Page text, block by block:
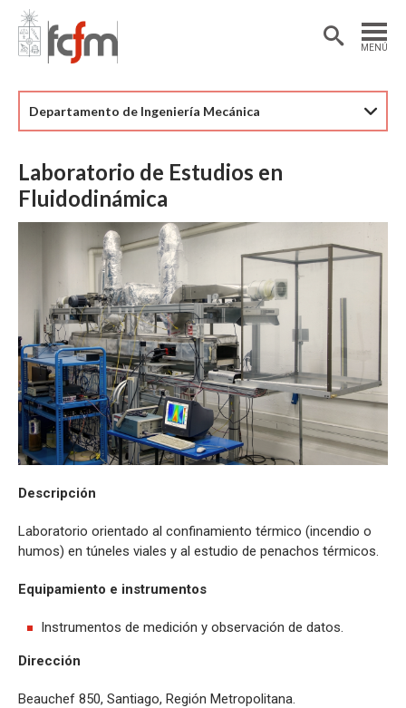
MENÚ
Estudiantes
Académicas/os
Departamento de Ingeniería Mecánica
Laboratorio de Estudios en
Fluidodinámica
Descripción
Laboratorio orientado al confinamiento térmico (incendio o
humos) en túneles viales y al estudio de penachos térmicos.
Equipamiento e instrumentos
Instrumentos de medición y observación de datos.
Dirección
Beauchef 850, Santiago, Región Metropolitana.